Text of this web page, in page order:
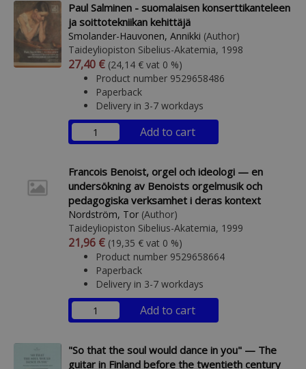
Paul Salminen - suomalaisen konserttikanteleen
ja soittotekniikan kehittäjä
Smolander-Hauvonen, Annikki (Author)
Taideyliopiston Sibelius-Akatemia, 1998
Arvonlisäverollinen hinta
27,40 € Excl. vat
(24,14 € vat 0 %)
Product number 9529658486
Paperback
Delivery in 3-7 workdays
Add to cart
Francois Benoist, orgel och ideologi — en
undersökning av Benoists orgelmusik och
pedagogiska verksamhet i deras kontext
Nordström, Tor (Author)
Taideyliopiston Sibelius-Akatemia, 1999
Arvonlisäverollinen hinta
21,96 € Excl. vat
(19,35 € vat 0 %)
Product number 9529658664
Paperback
Delivery in 3-7 workdays
Add to cart
"So that the soul would dance in you" — The
guitar in Finland before the twentieth century